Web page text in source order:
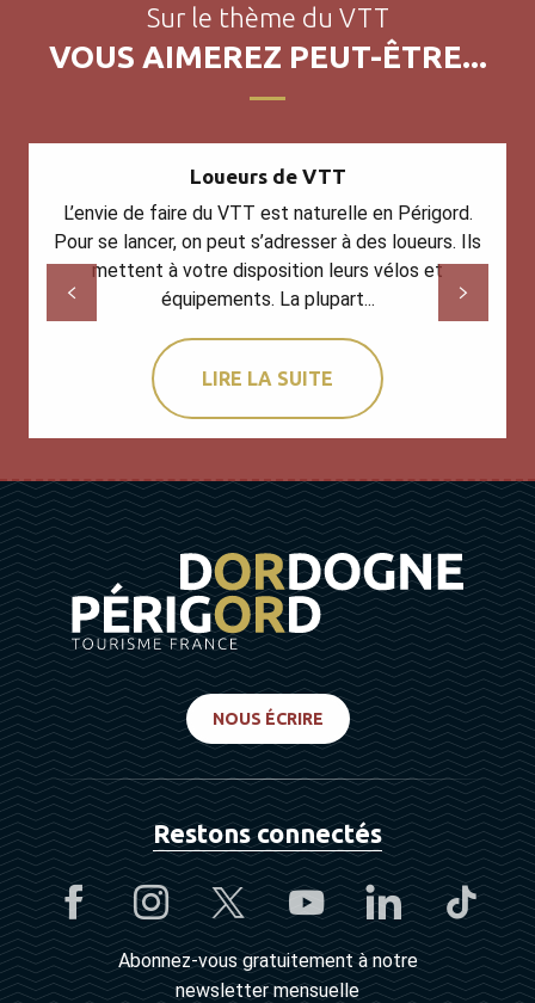
Sur le thème du VTT
VOUS AIMEREZ PEUT-ÊTRE...
Loueurs de VTT
L’envie de faire du VTT est naturelle en Périgord.
Pour se lancer, on peut s’adresser à des loueurs. Ils
mettent à votre disposition leurs vélos et
équipements. La plupart...
LIRE LA SUITE
NOUS ÉCRIRE
Restons connectés
Abonnez-vous gratuitement à notre
newsletter mensuelle